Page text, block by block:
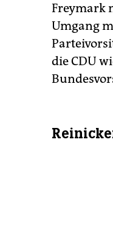
Freymark
Umgang
die CDU